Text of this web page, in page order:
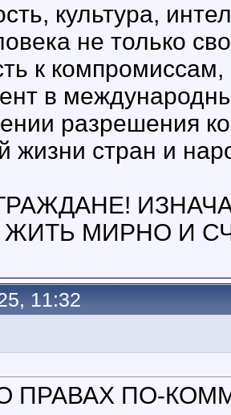
культура,
не только
к
в
разрешения
жизни стран и
ЖИТЬ МИРНО И
11:32
ПРАВАХ ПО-